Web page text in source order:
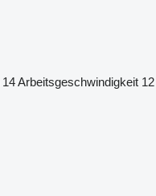
14Arbeitsgeschwindigkeit 12